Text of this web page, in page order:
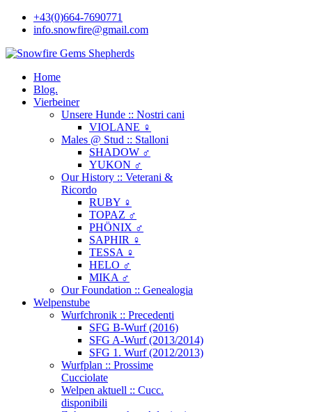
+43(0)664-7690771
info.snowfire@gmail.com
Home
Blog.
Vierbeiner
Unsere Hunde :: Nostri cani
VIOLANE ♀
Males @ Stud :: Stalloni
SHADOW ♂
YUKON ♂
Our History :: Veterani &
Ricordo
RUBY ♀
TOPAZ ♂
PHÖNIX ♂
SAPHIR ♀
TESSA ♀
HELO ♂
MIKA ♂
Our Foundation :: Genealogia
Welpenstube
Wurfchronik :: Precedenti
SFG B-Wurf (2016)
SFG A-Wurf (2013/2014)
SFG 1. Wurf (2012/2013)
Wurfplan :: Prossime
Cucciolate
Welpen aktuell :: Cucc.
disponibili